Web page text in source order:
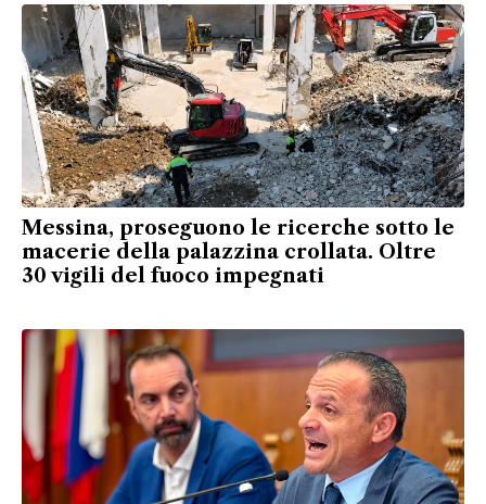
Messina, proseguono le ricerche sotto le
macerie della palazzina crollata. Oltre
30 vigili del fuoco impegnati